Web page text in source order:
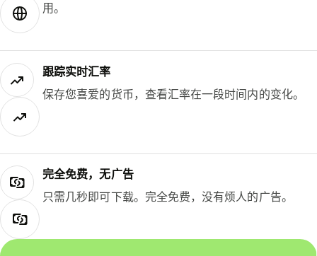
用。
跟踪实时汇率
保存您喜爱的货币，查看汇率在一段时间内的变化。
完全免费，无广告
只需几秒即可下载。完全免费，没有烦人的广告。